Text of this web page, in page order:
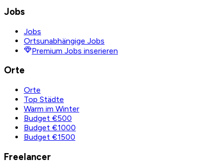
Jobs
Jobs
Ortsunabhängige Jobs
Premium Jobs inserieren
Orte
Orte
Top Städte
Warm im Winter
Budget €500
Budget €1000
Budget €1500
Freelancer